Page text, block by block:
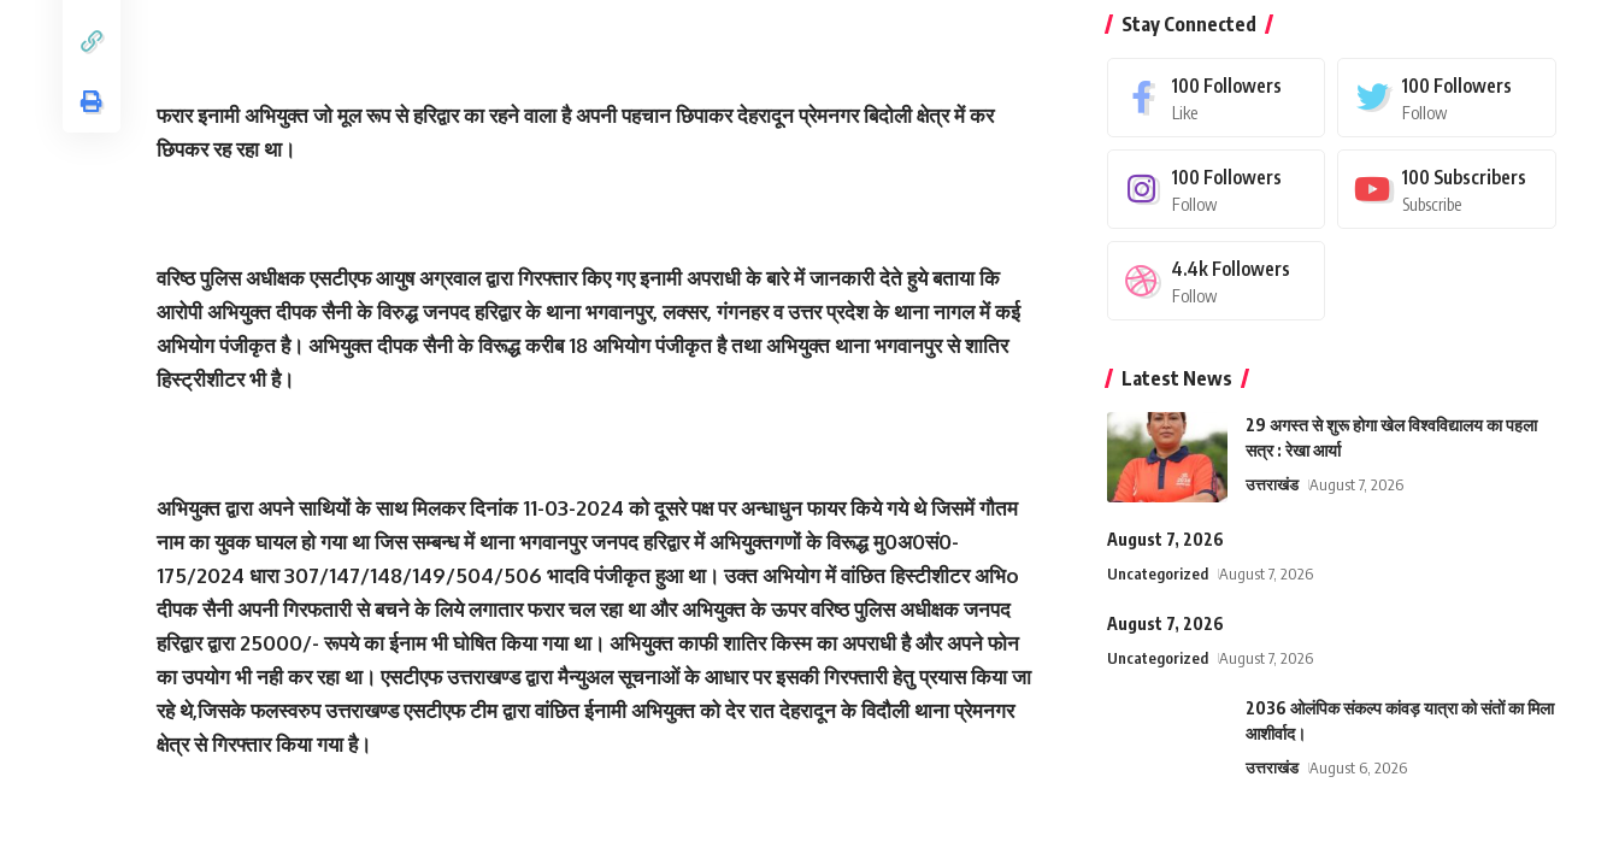
फरार इनामी अभियुक्त जो मूल रूप से हरिद्वार का रहने वाला है अपनी पहचान छिपाकर देहरादून प्रेमनगर बिदोली क्षेत्र में कर
छिपकर रह रहा था।
वरिष्ठ पुलिस अधीक्षक एसटीएफ आयुष अग्रवाल द्वारा गिरफ्तार किए गए इनामी अपराधी के बारे में जानकारी देते हुये बताया कि
आरोपी अभियुक्त दीपक सैनी के विरुद्ध जनपद हरिद्वार के थाना भगवानपुर, लक्सर, गंगनहर व उत्तर प्रदेश के थाना नागल में कई
अभियोग पंजीकृत है। अभियुक्त दीपक सैनी के विरूद्ध करीब 18 अभियोग पंजीकृत है तथा अभियुक्त थाना भगवानपुर से शातिर
हिस्ट्रीशीटर भी है।
अभियुक्त द्वारा अपने साथियों के साथ मिलकर दिनांक 11-03-2024 को दूसरे पक्ष पर अन्धाधुन फायर किये गये थे जिसमें गौतम
नाम का युवक घायल हो गया था जिस सम्बन्ध में थाना भगवानपुर जनपद हरिद्वार में अभियुक्तगणों के विरूद्ध मु0अ0सं0-
175/2024 धारा 307/147/148/149/504/506 भादवि पंजीकृत हुआ था। उक्त अभियोग में वांछित हिस्टीशीटर अभिo
दीपक सैनी अपनी गिरफतारी से बचने के लिये लगातार फरार चल रहा था और अभियुक्त के ऊपर वरिष्ठ पुलिस अधीक्षक जनपद
हरिद्वार द्वारा 25000/- रूपये का ईनाम भी घोषित किया गया था। अभियुक्त काफी शातिर किस्म का अपराधी है और अपने फोन
का उपयोग भी नही कर रहा था। एसटीएफ उत्तराखण्ड द्वारा मैन्युअल सूचनाओं के आधार पर इसकी गिरफ्तारी हेतु प्रयास किया जा
रहे थे,जिसके फलस्वरुप उत्तराखण्ड एसटीएफ टीम द्वारा वांछित ईनामी अभियुक्त को देर रात देहरादून के विदौली थाना प्रेमनगर
क्षेत्र से गिरफ्तार किया गया है।
Stay Connected
100 Followers
Like
100 Followers
Follow
100 Followers
Follow
100 Subscribers
Subscribe
4.4k Followers
Follow
Latest News
29 अगस्त से शुरू होगा खेल विश्वविद्यालय का पहला
सत्र : रेखा आर्या
उत्तराखंड August 7, 2026
August 7, 2026
Uncategorized August 7, 2026
August 7, 2026
Uncategorized August 7, 2026
2036 ओलंपिक संकल्प कांवड़ यात्रा को संतों का मिला
आशीर्वाद।
उत्तराखंड August 6, 2026